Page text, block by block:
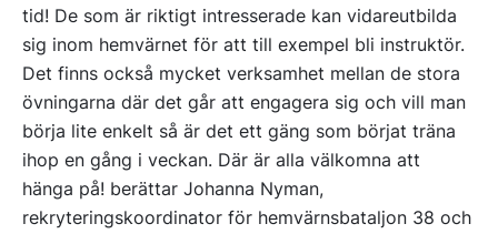
tid! De som är riktigt intresserade kan vidareutbilda
sig inom hemvärnet för att till exempel bli instruktör.
Det finns också mycket verksamhet mellan de stora
övningarna där det går att engagera sig och vill man
börja lite enkelt så är det ett gäng som börjat träna
ihop en gång i veckan. Där är alla välkomna att
hänga på! berättar Johanna Nyman,
rekryteringskoordinator för hemvärnsbataljon 38 och